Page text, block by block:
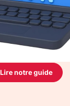
Lire notre guide